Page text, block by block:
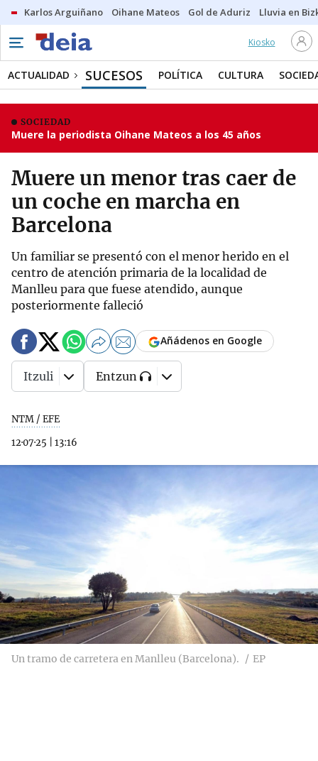
Karlos Arguiñano Oihane Mateos Gol de Aduriz Lluvia en
Kiosko
ACTUALIDAD SUCESOS POLÍTICA CULTURA
SOCIEDAD
Muere la periodista Oihane Mateos a los 45 años
Muere un menor tras caer de
un coche en marcha en
Barcelona
Un familiar se presentó con el menor herido en el
centro de atención primaria de la localidad de
Manlleu para que fuese atendido, aunque
posteriormente falleció
NTM / EFE
12·07·25
13:16
Añádenos en Google
Itzuli Entzun
Un tramo de carretera en Manlleu (Barcelona). EP